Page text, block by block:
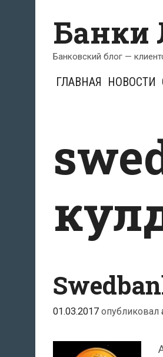
содержимому
Банки
Банковский блог —
ГЛАВНАЯ НОВОСТИ
01.03.2017 опубликовал